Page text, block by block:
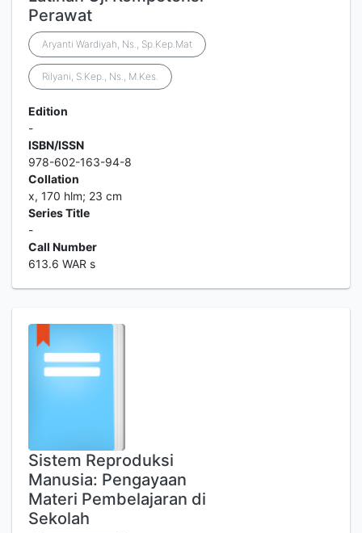
Perawat
Aryanti Wardiyah, Ns., Sp.Kep.Mat
Rilyani, S.Kep., Ns., M.Kes.
Edition
-
ISBN/ISSN
978-602-163-94-8
Collation
x, 170 hlm; 23 cm
Series Title
-
Call Number
613.6 WAR s
Sistem Reproduksi
Manusia: Pengayaan
Materi Pembelajaran di
Sekolah